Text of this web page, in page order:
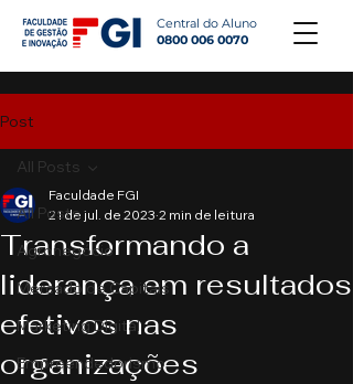
Central do Aluno
0800 006 0070
Post
All Posts
Agronegócio
Mercado de Capitais
Marketing Digital
Empreendedorismo
All Posts
Transformando a
liderança em resultados
efetivos nas
organizações
Faculdade FGI
21 de jul. de 2023 2 min de leitura